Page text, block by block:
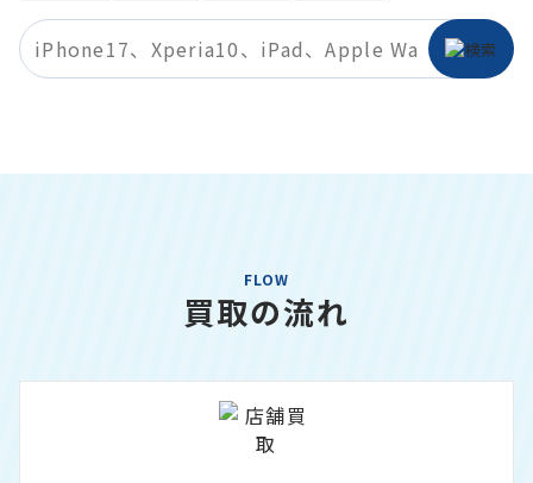
FLOW
買取の流れ